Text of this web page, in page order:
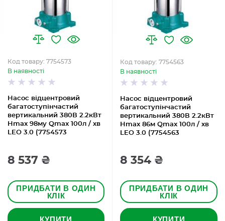
Насос відцентровий
багатоступінчастий
вертикальний 380В 2.2кВт
Hmax 98му Qmax 100л / хв
LEO 3.0 (7754573
Код товару: 7754573
В наявності
8 537 ₴
ПРИДБАТИ В ОДИН
КЛІК
КУПИТИ
Насос відцентровий
багатоступінчастий
вертикальний 380В 2.2кВт
Hmax 86м Qmax 100л / хв
LEO 3.0 (7754563
Код товару: 7754563
В наявності
8 354 ₴
ПРИДБАТИ В ОДИН
КЛІК
КУПИТИ